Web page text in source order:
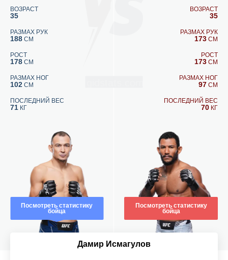
ВОЗРАСТ
35
РАЗМАХ РУК
188 СМ
РОСТ
178 СМ
РАЗМАХ НОГ
102 СМ
ПОСЛЕДНИЙ ВЕС
71 КГ
Посмотреть статистику
бойца
ВОЗРАСТ
35
РАЗМАХ РУК
173 СМ
РОСТ
173 СМ
РАЗМАХ НОГ
97 СМ
ПОСЛЕДНИЙ ВЕС
70 КГ
Посмотреть статистику
бойца
Дамир Исмагулов